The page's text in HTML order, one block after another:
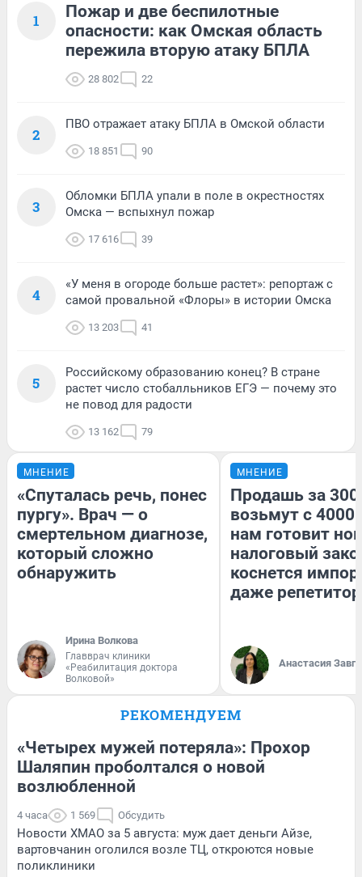
1
Пожар и две беспилотные
опасности: как Омская область
пережила вторую атаку БПЛА
28 802 22
2
ПВО отражает атаку БПЛА в Омской области
18 851 90
3
Обломки БПЛА упали в поле в окрестностях
Омска — вспыхнул пожар
17 616 39
4
«У меня в огороде больше растет»: репортаж с
самой провальной «Флоры» в истории Омска
13 203 41
5
Российскому образованию конец? В стране
растет число стобалльников ЕГЭ — почему это
не повод для радости
13 162 79
МНЕНИЕ
«Спуталась речь, понес
пургу». Врач — о
смертельном диагнозе,
который сложно
обнаружить
Ирина Волкова
Главврач клиники
«Реабилитация доктора
Волковой»
МНЕНИЕ
Продашь за
возьмут с
нам готовит
налоговый
коснется
даже
Анастасия
РЕКОМЕНДУЕМ
«Четырех мужей потеряла»: Прохор
Шаляпин проболтался о новой
возлюбленной
4 часа 1 569 Обсудить
Новости ХМАО за 5 августа: муж дает деньги Айзе,
вартовчанин оголился возле ТЦ, откроются новые
поликлиники